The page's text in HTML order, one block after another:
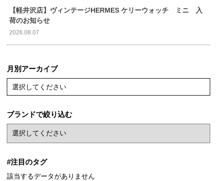
【軽井沢店】ヴィンテージHERMES ケリーウォッチ ミニ 入
荷のお知らせ
2026.08.07
月別アーカイブ
選択してください
ブランドで絞り込む
#注目のタグ
該当するデータがありません